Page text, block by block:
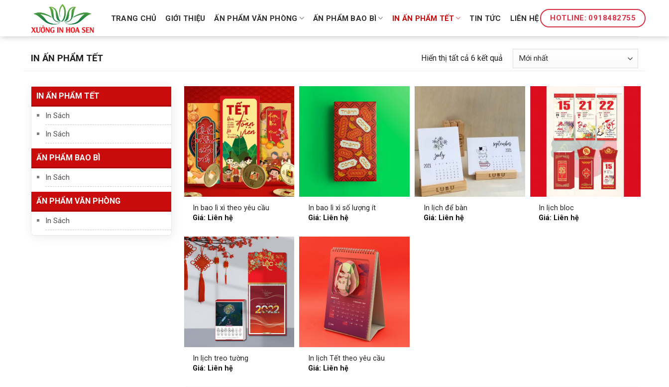
TRANG CHỦ GIỚI THIỆU ẤN PHẨM VĂN PHÒNG ẤN PHẨM BAO BÌ IN ẤN PHẨM TẾT TIN TỨC LIÊN HỆ HOTLINE: 0918482755
IN ẤN PHẨM TẾT Hiển thị tất cả 6 kết quả
IN ẤN PHẨM TẾT
In Sách
In Sách
ẤN PHẨM BAO BÌ
In Sách
ẤN PHẨM VĂN PHÒNG
In Sách
In bao lì xì theo yêu cầu
Giá: Liên hệ
In bao lì xì số lượng ít
Giá: Liên hệ
In lịch để bàn
Giá: Liên hệ
In lịch bloc
Giá: Liên hệ
In lịch treo tường
Giá: Liên hệ
In lịch Tết theo yêu cầu
Giá: Liên hệ